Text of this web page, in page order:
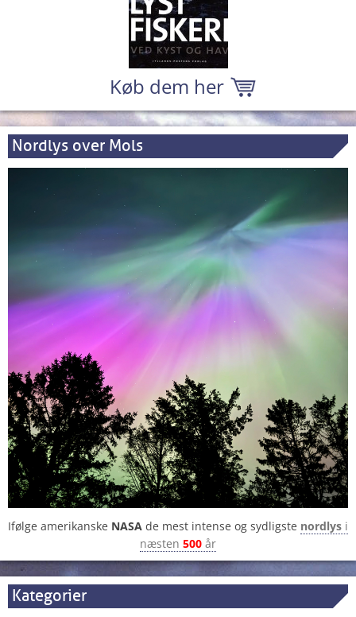
Køb dem her
Nordlys over Mols
Ifølge amerikanske NASA de mest intense og sydligste nordlys i
næsten 500 år
Kategorier